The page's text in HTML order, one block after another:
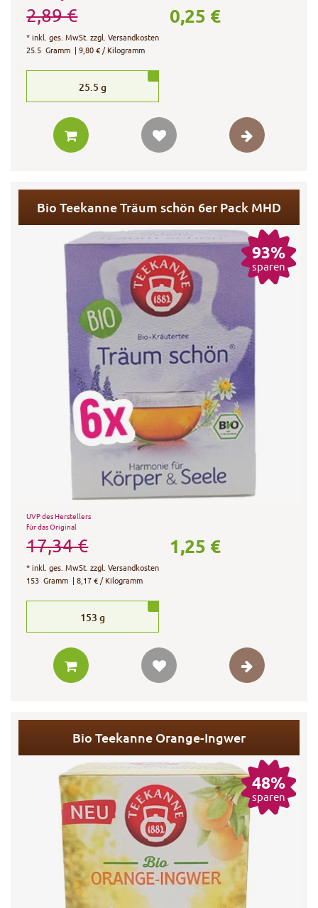
2,89 € 0,25 €
*inkl. ges. MwSt. zzgl.Versandkosten
25.5 Gramm | 9,80 € / Kilogramm
25.5 g
Bio Teekanne Träum schön 6er Pack MHD
93%
sparen
UVP des Herstellers
für das Original
17,34 € 1,25 €
*inkl. ges. MwSt. zzgl.Versandkosten
153 Gramm | 8,17 € / Kilogramm
153 g
Bio Teekanne Orange-Ingwer
48%
sparen